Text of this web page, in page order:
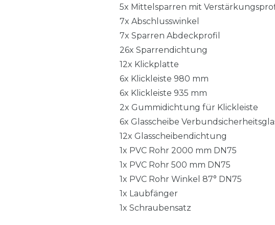
5x Mittelsparren mit
7x Abschlusswinkel
7x Sparren Abdeckprofil
26x Sparrendichtung
12x Klickplatte
6x Klickleiste 980 mm
6x Klickleiste 935 mm
2x Gummidichtung für Klickleiste
6x Glasscheibe
12x Glasscheibendichtung
1x PVC Rohr 2000 mm DN75
1x PVC Rohr 500 mm DN75
1x PVC Rohr Winkel 87° DN75
1x Laubfänger
1x Schraubensatz